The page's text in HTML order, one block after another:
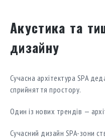
Акустика та
дизайну
Сучасна архітектура SPA
сприйняття простору.
Один із нових трендів —
Сучасний дизайн SPA-зони